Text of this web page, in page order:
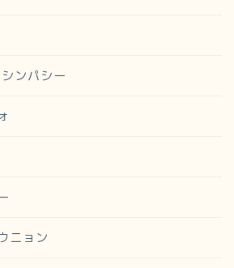
ンパシー
ニョン